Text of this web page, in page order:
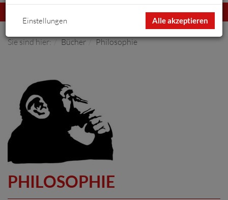
umschalten
Sie sind hier: Bücher Philosophie
PHILOSOPHIE
Alle akzeptieren
Einstellungen